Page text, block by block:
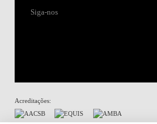
Siga-nos
Acreditações: